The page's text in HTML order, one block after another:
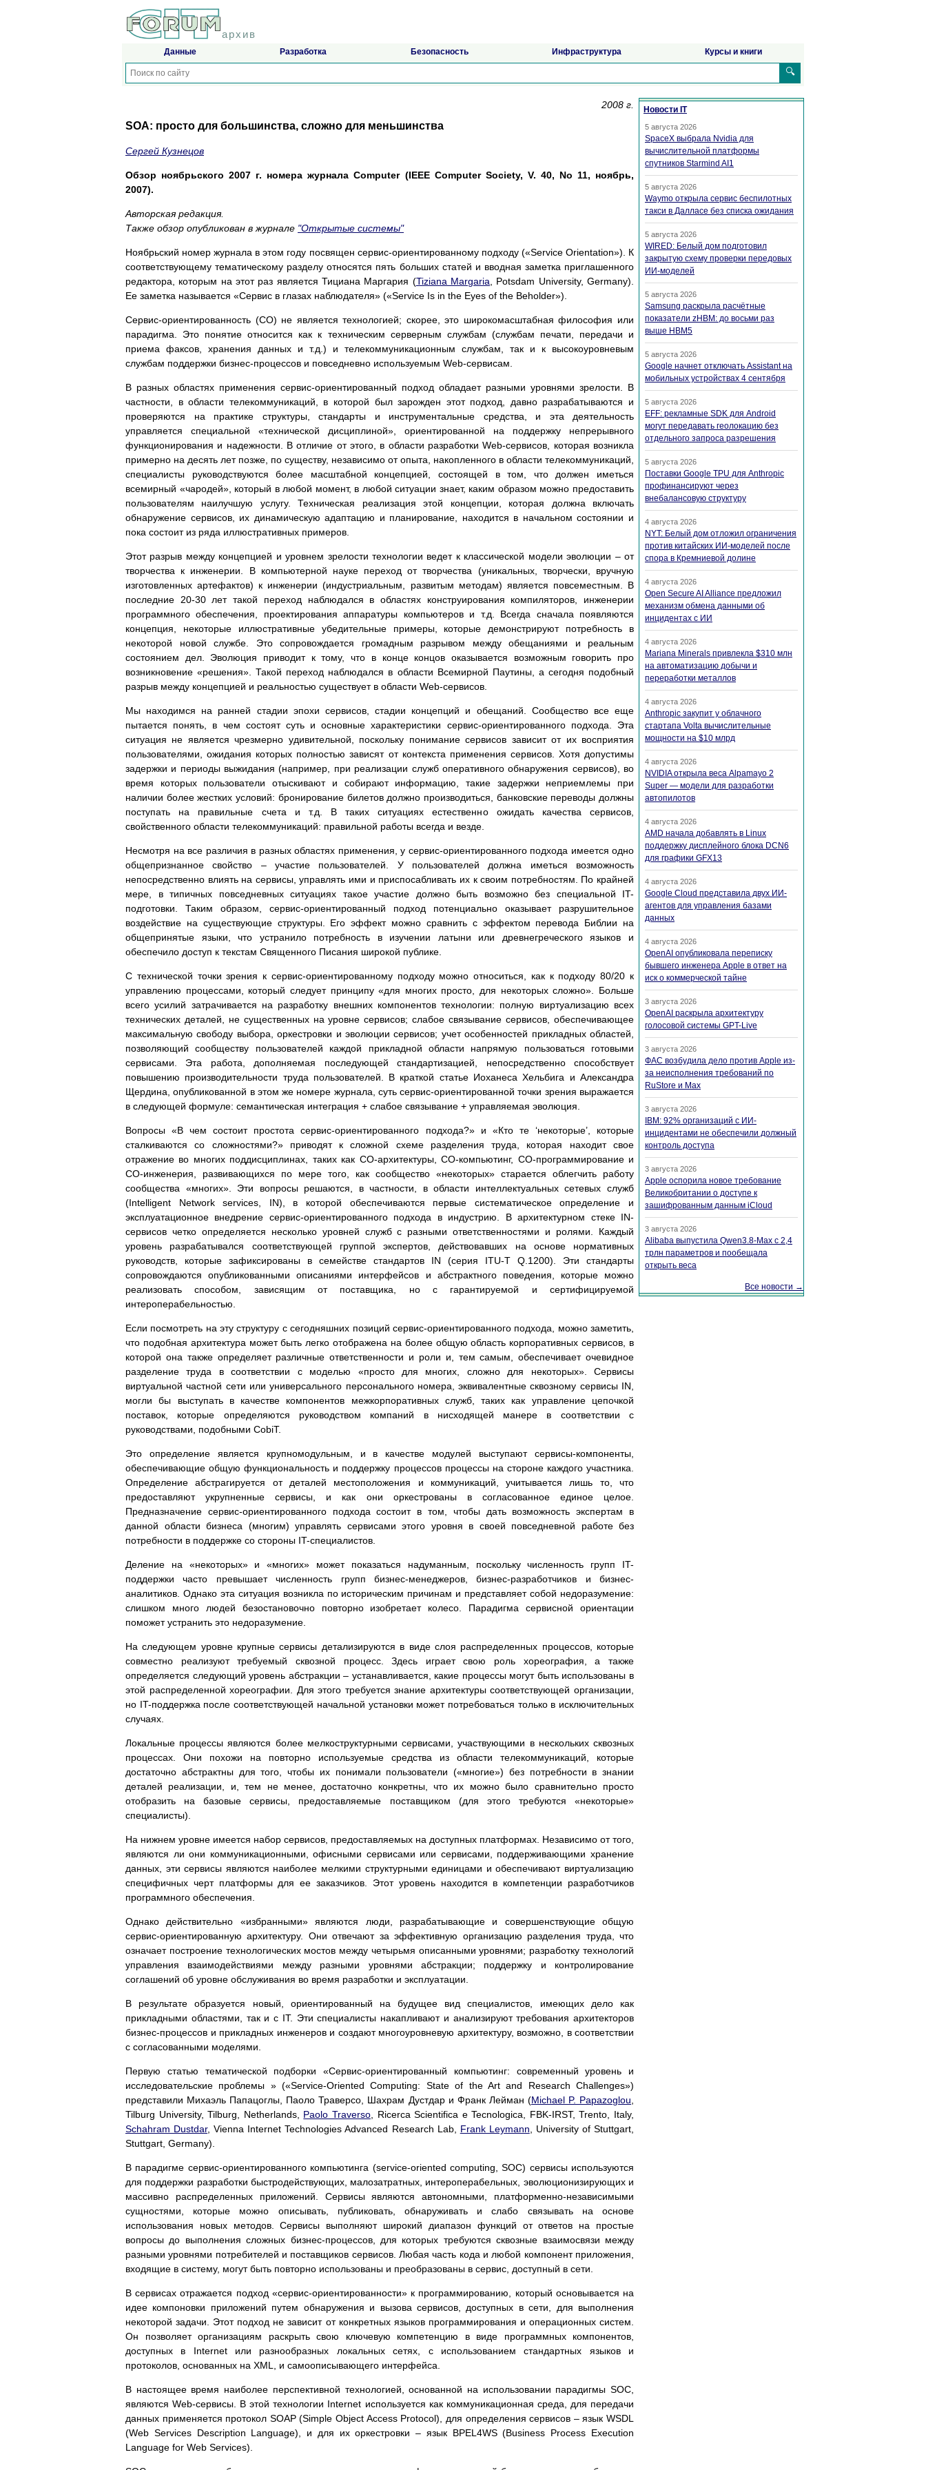
архив
Данные Разработка Безопасность Инфраструктура Курсы и книги
🔍
2008 г.
SOA: просто для большинства, сложно для меньшинства
Сергей Кузнецов
Обзор ноябрьского 2007 г. номера журнала Computer (IEEE Computer Society, V. 40, No 11, ноябрь,
2007).
Авторская редакция.
Также обзор опубликован в журнале "Открытые системы"
Ноябрьский номер журнала в этом году посвящен сервис-ориентированному подходу («Service Orientation»). К
соответствующему тематическому разделу относятся пять больших статей и вводная заметка приглашенного
редактора, которым на этот раз является Тициана Маргария (Tiziana Margaria , Potsdam University, Germany).
Ее заметка называется «Сервис в глазах наблюдателя» («Service Is in the Eyes of the Beholder»).
Сервис-ориентированность (СО) не является технологией; скорее, это широкомасштабная философия или
парадигма. Это понятие относится как к техническим серверным службам (службам печати, передачи и
приема факсов, хранения данных и т.д.) и телекоммуникационным службам, так и к высокоуровневым
службам поддержки бизнес-процессов и повседневно используемым Web-сервисам.
В разных областях применения сервис-ориентированный подход обладает разными уровнями зрелости. В
частности, в области телекоммуникаций, в которой был зарожден этот подход, давно разрабатываются и
проверяются на практике структуры, стандарты и инструментальные средства, и эта деятельность
управляется специальной «технической дисциплиной», ориентированной на поддержку непрерывного
функционирования и надежности. В отличие от этого, в области разработки Web-сервисов, которая возникла
примерно на десять лет позже, по существу, независимо от опыта, накопленного в области телекоммуникаций,
специалисты руководствуются более масштабной концепцией, состоящей в том, что должен иметься
всемирный «чародей», который в любой момент, в любой ситуации знает, каким образом можно предоставить
пользователям наилучшую услугу. Техническая реализация этой концепции, которая должна включать
обнаружение сервисов, их динамическую адаптацию и планирование, находится в начальном состоянии и
пока состоит из ряда иллюстративных примеров.
Этот разрыв между концепцией и уровнем зрелости технологии ведет к классической модели эволюции – от
творчества к инженерии. В компьютерной науке переход от творчества (уникальных, творчески, вручную
изготовленных артефактов) к инженерии (индустриальным, развитым методам) является повсеместным. В
последние 20-30 лет такой переход наблюдался в областях конструирования компиляторов, инженерии
программного обеспечения, проектирования аппаратуры компьютеров и т.д. Всегда сначала появляются
концепция, некоторые иллюстративные убедительные примеры, которые демонстрируют потребность в
некоторой новой службе. Это сопровождается громадным разрывом между обещаниями и реальным
состоянием дел. Эволюция приводит к тому, что в конце концов оказывается возможным говорить про
возникновение «решения». Такой переход наблюдался в области Всемирной Паутины, а сегодня подобный
разрыв между концепцией и реальностью существует в области Web-сервисов.
Мы находимся на ранней стадии эпохи сервисов, стадии концепций и обещаний. Сообщество все еще
пытается понять, в чем состоят суть и основные характеристики сервис-ориентированного подхода. Эта
ситуация не является чрезмерно удивительной, поскольку понимание сервисов зависит от их восприятия
пользователями, ожидания которых полностью зависят от контекста применения сервисов. Хотя допустимы
задержки и периоды выжидания (например, при реализации служб оперативного обнаружения сервисов), во
время которых пользователи отыскивают и собирают информацию, такие задержки неприемлемы при
наличии более жестких условий: бронирование билетов должно производиться, банковские переводы должны
поступать на правильные счета и т.д. В таких ситуациях естественно ожидать качества сервисов,
свойственного области телекоммуникаций: правильной работы всегда и везде.
Несмотря на все различия в разных областях применения, у сервис-ориентированного подхода имеется одно
общепризнанное свойство – участие пользователей. У пользователей должна иметься возможность
непосредственно влиять на сервисы, управлять ими и приспосабливать их к своим потребностям. По крайней
мере, в типичных повседневных ситуациях такое участие должно быть возможно без специальной IT-
подготовки. Таким образом, сервис-ориентированный подход потенциально оказывает разрушительное
воздействие на существующие структуры. Его эффект можно сравнить с эффектом перевода Библии на
общепринятые языки, что устранило потребность в изучении латыни или древнегреческого языков и
обеспечило доступ к текстам Священного Писания широкой публике.
С технической точки зрения к сервис-ориентированному подходу можно относиться, как к подходу 80/20 к
управлению процессами, который следует принципу «для многих просто, для некоторых сложно». Больше
всего усилий затрачивается на разработку внешних компонентов технологии: полную виртуализацию всех
технических деталей, не существенных на уровне сервисов; слабое связывание сервисов, обеспечивающее
максимальную свободу выбора, оркестровки и эволюции сервисов; учет особенностей прикладных областей,
позволяющий сообществу пользователей каждой прикладной области напрямую пользоваться готовыми
сервисами. Эта работа, дополняемая последующей стандартизацией, непосредственно способствует
повышению производительности труда пользователей. В краткой статье Иоханеса Хельбига и Александра
Щердина, опубликованной в этом же номере журнала, суть сервис-ориентированной точки зрения выражается
в следующей формуле: семантическая интеграция + слабое связывание + управляемая эволюция.
Вопросы «В чем состоит простота сервис-ориентированного подхода?» и «Кто те ‘некоторые’, которые
сталкиваются со сложностями?» приводят к сложной схеме разделения труда, которая находит свое
отражение во многих поддисциплинах, таких как СО-архитектуры, СО-компьютинг, СО-программирование и
СО-инженерия, развивающихся по мере того, как сообщество «некоторых» старается облегчить работу
сообщества «многих». Эти вопросы решаются, в частности, в области интеллектуальных сетевых служб
(Intelligent Network services, IN), в которой обеспечиваются первые систематическое определение и
эксплуатационное внедрение сервис-ориентированного подхода в индустрию. В архитектурном стеке IN-
сервисов четко определяется несколько уровней служб с разными ответственностями и ролями. Каждый
уровень разрабатывался соответствующей группой экспертов, действовавших на основе нормативных
руководств, которые зафиксированы в семействе стандартов IN (серия ITU-T Q.1200). Эти стандарты
сопровождаются опубликованными описаниями интерфейсов и абстрактного поведения, которые можно
реализовать способом, зависящим от поставщика, но с гарантируемой и сертифицируемой
интероперабельностью.
Если посмотреть на эту структуру с сегодняшних позиций сервис-ориентированного подхода, можно заметить,
что подобная архитектура может быть легко отображена на более общую область корпоративных сервисов, в
которой она также определяет различные ответственности и роли и, тем самым, обеспечивает очевидное
разделение труда в соответствии с моделью «просто для многих, сложно для некоторых». Сервисы
виртуальной частной сети или универсального персонального номера, эквивалентные сквозному сервисы IN,
могли бы выступать в качестве компонентов межкорпоративных служб, таких как управление цепочкой
поставок, которые определяются руководством компаний в нисходящей манере в соответствии с
руководствами, подобными CobiT.
Это определение является крупномодульным, и в качестве модулей выступают сервисы-компоненты,
обеспечивающие общую функциональность и поддержку процессов процессы на стороне каждого участника.
Определение абстрагируется от деталей местоположения и коммуникаций, учитывается лишь то, что
предоставляют укрупненные сервисы, и как они оркестрованы в согласованное единое целое.
Предназначение сервис-ориентированного подхода состоит в том, чтобы дать возможность экспертам в
данной области бизнеса (многим) управлять сервисами этого уровня в своей повседневной работе без
потребности в поддержке со стороны IT-специалистов.
Деление на «некоторых» и «многих» может показаться надуманным, поскольку численность групп IT-
поддержки часто превышает численность групп бизнес-менеджеров, бизнес-разработчиков и бизнес-
аналитиков. Однако эта ситуация возникла по историческим причинам и представляет собой недоразумение:
слишком много людей безостановочно повторно изобретает колесо. Парадигма сервисной ориентации
поможет устранить это недоразумение.
На следующем уровне крупные сервисы детализируются в виде слоя распределенных процессов, которые
совместно реализуют требуемый сквозной процесс. Здесь играет свою роль хореография, а также
определяется следующий уровень абстракции – устанавливается, какие процессы могут быть использованы в
этой распределенной хореографии. Для этого требуется знание архитектуры соответствующей организации,
но IT-поддержка после соответствующей начальной установки может потребоваться только в исключительных
случаях.
Локальные процессы являются более мелкоструктурными сервисами, участвующими в нескольких сквозных
процессах. Они похожи на повторно используемые средства из области телекоммуникаций, которые
достаточно абстрактны для того, чтобы их понимали пользователи («многие») без потребности в знании
деталей реализации, и, тем не менее, достаточно конкретны, что их можно было сравнительно просто
отобразить на базовые сервисы, предоставляемые поставщиком (для этого требуются «некоторые»
специалисты).
На нижнем уровне имеется набор сервисов, предоставляемых на доступных платформах. Независимо от того,
являются ли они коммуникационными, офисными сервисами или сервисами, поддерживающими хранение
данных, эти сервисы являются наиболее мелкими структурными единицами и обеспечивают виртуализацию
специфичных черт платформы для ее заказчиков. Этот уровень находится в компетенции разработчиков
программного обеспечения.
Однако действительно «избранными» являются люди, разрабатывающие и совершенствующие общую
сервис-ориентированную архитектуру. Они отвечают за эффективную организацию разделения труда, что
означает построение технологических мостов между четырьмя описанными уровнями; разработку технологий
управления взаимодействиями между разными уровнями абстракции; поддержку и контролирование
соглашений об уровне обслуживания во время разработки и эксплуатации.
В результате образуется новый, ориентированный на будущее вид специалистов, имеющих дело как
прикладными областями, так и с IT. Эти специалисты накапливают и анализируют требования архитекторов
бизнес-процессов и прикладных инженеров и создают многоуровневую архитектуру, возможно, в соответствии
с согласованными моделями.
Первую статью тематической подборки «Сервис-ориентированный компьютинг: современный уровень и
исследовательские проблемы » («Service-Oriented Computing: State of the Art and Research Challenges»)
представили Михаэль Папацоглы, Паоло Траверсо, Шахрам Дустдар и Франк Лейман (Michael P. Papazoglou
Tilburg University, Tilburg, Netherlands, Paolo Traverso, Ricerca Scientifica e Tecnologica, FBK-IRST, Trento, Italy,
Schahram Dustdar, Vienna Internet Technologies Advanced Research Lab, Frank Leymann , University of Stuttgart,
Stuttgart, Germany).
В парадигме сервис-ориентированного компьютинга (service-oriented computing, SOC) сервисы используются
для поддержки разработки быстродействующих, малозатратных, интероперабельных, эволюционизирующих и
массивно распределенных приложений. Сервисы являются автономными, платформенно-независимыми
сущностями, которые можно описывать, публиковать, обнаруживать и слабо связывать на основе
использования новых методов. Сервисы выполняют широкий диапазон функций от ответов на простые
вопросы до выполнения сложных бизнес-процессов, для которых требуются сквозные взаимосвязи между
разными уровнями потребителей и поставщиков сервисов. Любая часть кода и любой компонент приложения,
входящие в систему, могут быть повторно использованы и преобразованы в сервис, доступный в сети.
В сервисах отражается подход «сервис-ориентированности» к программированию, который основывается на
идее компоновки приложений путем обнаружения и вызова сервисов, доступных в сети, для выполнения
некоторой задачи. Этот подход не зависит от конкретных языков программирования и операционных систем.
Он позволяет организациям раскрыть свою ключевую компетенцию в виде программных компонентов,
доступных в Internet или разнообразных локальных сетях, с использованием стандартных языков и
протоколов, основанных на XML, и самоописывающего интерфейса.
В настоящее время наиболее перспективной технологией, основанной на использовании парадигмы SOC,
являются Web-сервисы. В этой технологии Internet используется как коммуникационная среда, для передачи
данных применяется протокол SOAP (Simple Object Access Protocol), для определения сервисов – язык WSDL
(Web Services Description Language), и для их оркестровки – язык BPEL4WS (Business Process Execution
Language for Web Services).
Новости IT
5 августа 2026
SpaceX выбрала Nvidia для
вычислительной платформы
спутников Starmind AI1
5 августа 2026
Waymo открыла сервис беспилотных
такси в Далласе без списка ожидания
5 августа 2026
WIRED: Белый дом подготовил
закрытую схему проверки передовых
ИИ-моделей
5 августа 2026
Samsung раскрыла расчётные
показатели zHBM: до восьми раз
выше HBM5
5 августа 2026
Google начнет отключать Assistant на
мобильных устройствах 4 сентября
5 августа 2026
EFF: рекламные SDK для Android
могут передавать геолокацию без
отдельного запроса разрешения
5 августа 2026
Поставки Google TPU для Anthropic
профинансируют через
внебалансовую структуру
4 августа 2026
NYT: Белый дом отложил ограничения
против китайских ИИ-моделей после
спора в Кремниевой долине
4 августа 2026
Open Secure AI Alliance предложил
механизм обмена данными об
инцидентах с ИИ
4 августа 2026
Mariana Minerals привлекла $310 млн
на автоматизацию добычи и
переработки металлов
4 августа 2026
Anthropic закупит у облачного
стартапа Volta вычислительные
мощности на $10 млрд
4 августа 2026
NVIDIA открыла веса Alpamayo 2
Super — модели для разработки
автопилотов
4 августа 2026
AMD начала добавлять в Linux
поддержку дисплейного блока DCN6
для графики GFX13
4 августа 2026
Google Cloud представила двух ИИ-
агентов для управления базами
данных
4 августа 2026
OpenAI опубликовала переписку
бывшего инженера Apple в ответ на
иск о коммерческой тайне
3 августа 2026
OpenAI раскрыла архитектуру
голосовой системы GPT-Live
3 августа 2026
ФАС возбудила дело против Apple из-
за неисполнения требований по
RuStore и Max
3 августа 2026
IBM: 92% организаций с ИИ-
инцидентами не обеспечили должный
контроль доступа
3 августа 2026
Apple оспорила новое требование
Великобритании о доступе к
зашифрованным данным iCloud
3 августа 2026
Alibaba выпустила Qwen3.8-Max с 2,4
трлн параметров и пообещала
открыть веса
Все новости →